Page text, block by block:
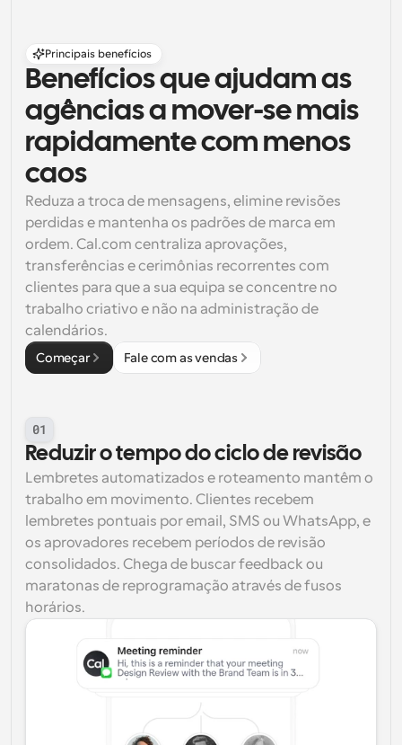
Principais benefícios
Benefícios que ajudam as
agências a mover-se mais
rapidamente com menos
caos
Reduza a troca de mensagens, elimine revisões
perdidas e mantenha os padrões de marca em
ordem. Cal.com centraliza aprovações,
transferências e cerimônias recorrentes com
clientes para que a sua equipa se concentre no
trabalho criativo e não na administração de
calendários.
Começar Fale com as vendas
01
Reduzir o tempo do ciclo de revisão
Lembretes automatizados e roteamento mantêm o
trabalho em movimento. Clientes recebem
lembretes pontuais por email, SMS ou WhatsApp, e
os aprovadores recebem períodos de revisão
consolidados. Chega de buscar feedback ou
maratonas de reprogramação através de fusos
horários.